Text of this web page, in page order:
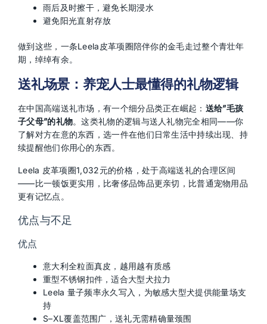
雨后及时擦干，避免长期浸水
避免阳光直射存放
做到这些，一条Leela皮革项圈陪伴你的金毛走过整个青壮年
期，绰绰有余。
送礼场景：养宠人士最懂得的礼物逻辑
在中国高端送礼市场，有一个细分品类正在崛起： 送给”毛孩
子父母”的礼物。这类礼物的逻辑与送人礼物完全相同——你
了解对方在意的东西，选一件在他们日常生活中持续出现、持
续提醒他们你用心的东西。
Leela 皮革项圈1,032元的价格，处于高端送礼的合理区间
——比一顿饭更实用，比奢侈品饰品更亲切，比普通宠物用品
更有记忆点。
优点与不足
优点
意大利全粒面真皮，越用越有质感
重型不锈钢扣件，适合大型犬拉力
Leela 量子频率永久写入，为敏感大型犬提供能量场支
持
S–XL覆盖范围广，送礼无需精确量颈围